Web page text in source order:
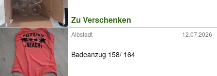
Zu Verschenken
Albstadt 12.07.2026
Badeanzug 158/ 164